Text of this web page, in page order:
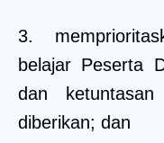
3.
belajar Peserta
dan
diberikan; dan